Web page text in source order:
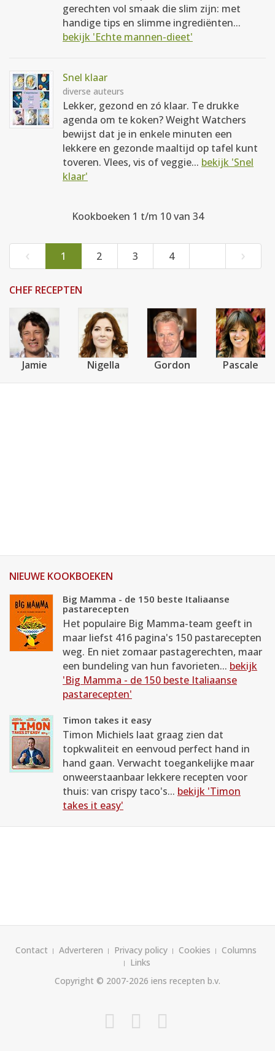
gerechten vol smaak die slim zijn: met
handige tips en slimme ingrediënten...
bekijk 'Echte mannen-dieet'
Snel klaar
diverse auteurs
Lekker, gezond en zó klaar. Te drukke
agenda om te koken? Weight Watchers
bewijst dat je in enkele minuten een
lekkere en gezonde maaltijd op tafel kunt
toveren. Vlees, vis of veggie... bekijk 'Snel
klaar'
Kookboeken 1 t/m 10 van 34
‹ 1 2 3 4 ›
CHEF RECEPTEN
Jamie Nigella Gordon Pascale
NIEUWE KOOKBOEKEN
Big Mamma - de 150 beste Italiaanse
pastarecepten
Het populaire Big Mamma-team geeft in
maar liefst 416 pagina's 150 pastarecepten
weg. En niet zomaar pastagerechten, maar
een bundeling van hun favorieten... bekijk
'Big Mamma - de 150 beste Italiaanse
pastarecepten'
Timon takes it easy
Timon Michiels laat graag zien dat
topkwaliteit en eenvoud perfect hand in
hand gaan. Verwacht toegankelijke maar
onweerstaanbaar lekkere recepten voor
thuis: van crispy taco's... bekijk 'Timon
takes it easy'
Contact Adverteren Privacy policy Cookies
Columns
Links
Copyright © 2007-2026 iens recepten b.v.